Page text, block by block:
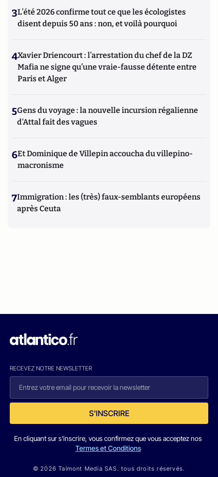
3L’été 2026 confirme tout ce que les écologistes
disent depuis 50 ans : non, et voilà pourquoi
4Xavier Driencourt : l’arrestation du chef de la DZ
Mafia ne signe qu’une vraie-fausse détente entre
Paris et Alger
5Gens du voyage : la nouvelle incursion régalienne
d'Attal fait des vagues
6Et Dominique de Villepin accoucha du villepino-
macronisme
7Immigration : les (très) faux-semblants européens
après Ceuta
RECEVEZ NOTRE NEWSLETTER
S'INSCRIRE
En cliquant sur s'inscrire, vous confirmez que vous acceptez nos
Termes et Conditions
© 2026 Talmont Media SAS. tous droits réservés.